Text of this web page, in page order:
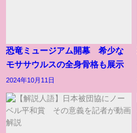
恐竜ミュージアム開幕 希少な
モササウルスの全身骨格も展示
2024年10月11日